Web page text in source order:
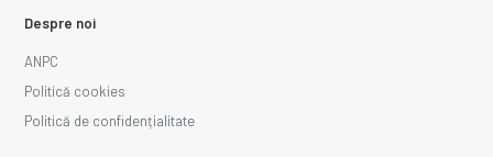
Despre noi
ANPC
Politică cookies
Politică de confidențialitate